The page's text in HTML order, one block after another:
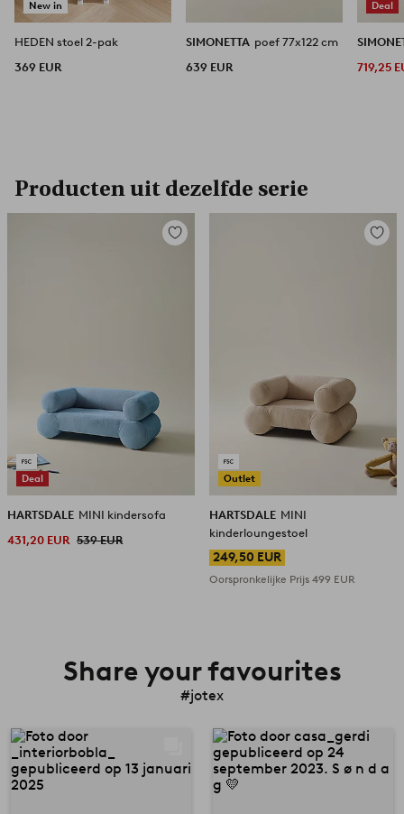
New in
HEDEN stoel 2-pak
369 EUR
SIMONETTA poef 77x122 cm
639 EUR
Deal
719,25
Producten uit dezelfde serie
Deal
Toevoegen
HARTSDALE MINI kindersofa
431,20 EUR 539 EUR
Outlet
HARTSDALE MINI
kinderloungestoel
249,50 EUR
Oorspronkelijke Prijs 499 EUR
Share your favourites
#jotex